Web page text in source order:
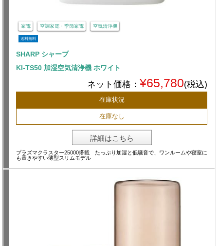
家電 空調家電・季節家電 空気清浄機
送料無料
SHARP シャープ
KI-TS50 加湿空気清浄機 ホワイト
ネット価格： ¥65,780(税込)
在庫状況
在庫なし
詳細はこちら
プラズマクラスター25000搭載 たっぷり加湿と低騒音で、ワンルームや寝室に
も置きやすい薄型スリムモデル